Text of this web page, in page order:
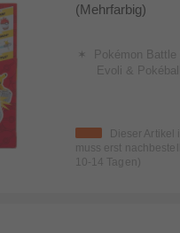
(Mehrfarbig)
Pokémon
Evoli & Pokéball
Dieser Artikel
muss erst
10-14 Tagen)